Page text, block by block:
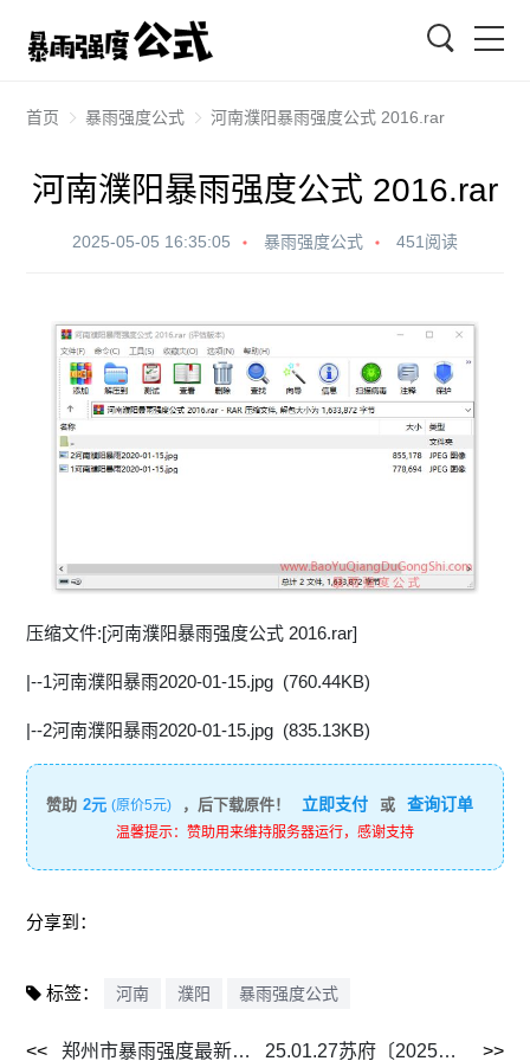
首页 暴雨强度公式 河南濮阳暴雨强度公式 2016.rar
河南濮阳暴雨强度公式 2016.rar
2025-05-05 16:35:05 暴雨强度公式 451阅读
压缩文件:[河南濮阳暴雨强度公式 2016.rar]
|--1河南濮阳暴雨2020-01-15.jpg (760.44KB)
|--2河南濮阳暴雨2020-01-15.jpg (835.13KB)
赞助 2元 (原价5元) ，后下载原件！ 立即支付 或 查询订单
温馨提示：赞助用来维持服务器运行，感谢支持
分享到：
标签： 河南 濮阳 暴雨强度公式
郑州市暴雨强度最新公式.bmp 25.01.27苏府〔2025〕4 号 市政府关于公布苏州市区暴雨强度公式及设计雨型的通知.pdf